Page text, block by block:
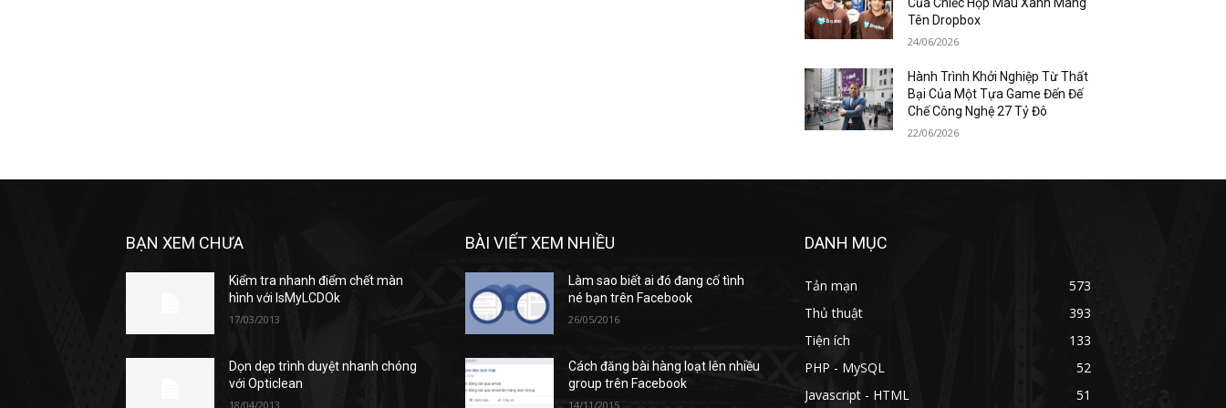
Tên Dropbox
24/06/2026
Hành Trình Khởi Nghiệp Từ Thất
Bại Của Một Tựa Game Đến Đế
Chế Công Nghệ 27 Tỷ Đô
22/06/2026
BẠN XEM CHƯA
Kiểm tra nhanh điểm chết màn
hình với IsMyLCDOk
17/03/2013
Dọn dẹp trình duyệt nhanh chóng
với Opticlean
18/04/2013
BÀI VIẾT XEM NHIỀU
Làm sao biết ai đó đang cố tình
né bạn trên Facebook
26/05/2016
Cách đăng bài hàng loạt lên nhiều
group trên Facebook
14/11/2015
DANH MỤC
Tản mạn
573
Thủ thuật
393
Tiện ích
133
PHP - MySQL
52
Javascript - HTML
51